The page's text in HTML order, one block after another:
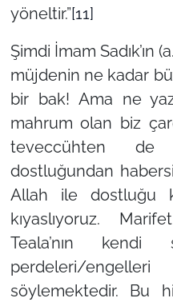
yöneltir.”[11]
Şimdi İmam Sadık’ın
müjdenin ne kadar
bir bak! Ama ne
mahrum olan biz
teveccühten de
dostluğundan
Allah ile dostluğu
kıyaslıyoruz.
Teala’nın
perdeleri/engelleri
söylemektedir. Bu